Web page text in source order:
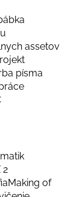
assetov
písma
2
Making of